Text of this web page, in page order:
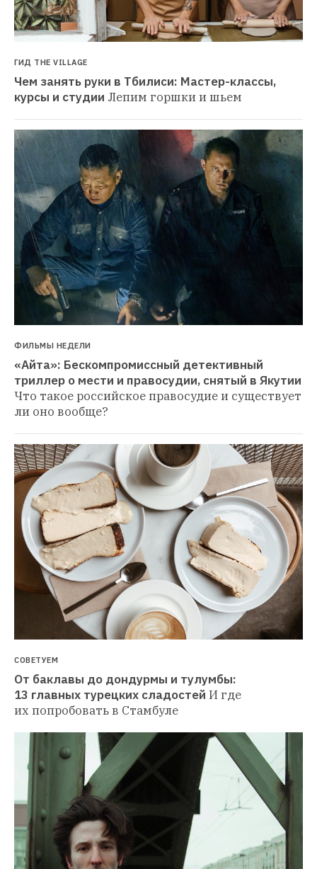
ГИД THE VILLAGE
Чем занять руки в Тбилиси: Мастер-классы,
курсы и студии Лепим горшки и шьем
ФИЛЬМЫ НЕДЕЛИ
«Айта»: Бескомпромиссный детективный
триллер о мести и правосудии, снятый в Якутии
Что такое российское правосудие и существует
ли оно вообще?
СОВЕТУЕМ
От баклавы до дондурмы и тулумбы:
13 главных турецких сладостей И где
их попробовать в Стамбуле